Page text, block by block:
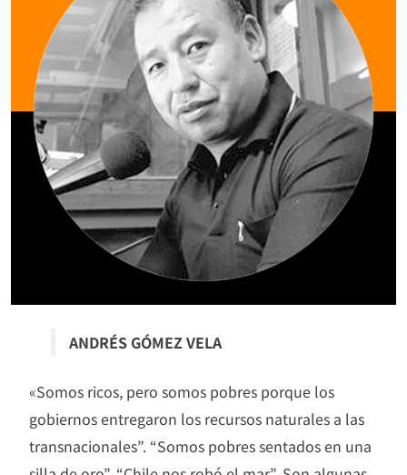
ANDRÉS GÓMEZ VELA
«Somos ricos, pero somos pobres porque los
gobiernos entregaron los recursos naturales a las
transnacionales”. “Somos pobres sentados en una